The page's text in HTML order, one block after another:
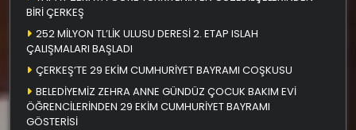
BİRİ ÇERKEŞ
252 MİLYON TL’LİK ULUSU DERESİ 2. ETAP ISLAH
ÇALIŞMALARI BAŞLADI
ÇERKEŞ’TE 29 EKİM CUMHURİYET BAYRAMI COŞKUSU
BELEDİYEMİZ ZEHRA ANNE GÜNDÜZ ÇOCUK BAKIM EVİ
ÖĞRENCİLERİNDEN 29 EKİM CUMHURİYET BAYRAMI
GÖSTERİSİ